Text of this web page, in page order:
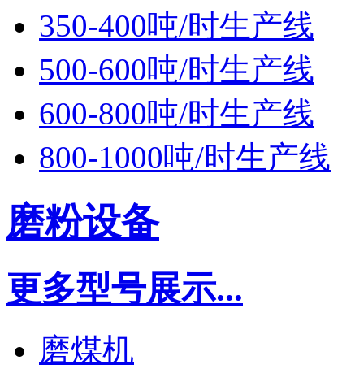
350-400吨/时生产线
500-600吨/时生产线
600-800吨/时生产线
800-1000吨/时生产线
磨粉设备
更多型号展示...
磨煤机